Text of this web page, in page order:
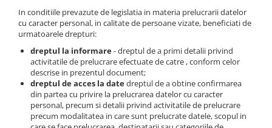
In conditiile prevazute de legislatia in materia prelucrarii datelor
cu caracter personal, in calitate de persoane vizate, beneficiati de
urmatoarele drepturi:
dreptul la informare- dreptul de a primi detalii privind
activitatile de prelucrare efectuate de catre , conform celor
descrise in prezentul document;
dreptul de acces la datedreptul de a obtine confirmarea
din partea cu privire la prelucrarea datelor cu caracter
personal, precum si detalii privind activitatile de prelucrare
precum modalitatea in care sunt prelucrate datele, scopul in